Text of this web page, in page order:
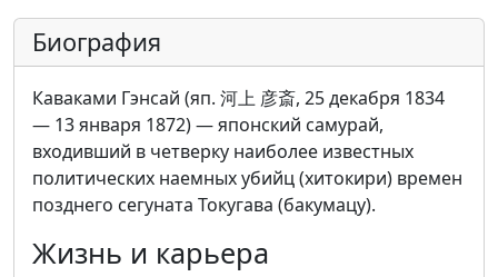
Биография
Каваками Гэнсай (яп. 河上 彦斎, 25 декабря 1834
— 13 января 1872) — японский самурай,
входивший в четверку наиболее известных
политических наемных убийц (хитокири) времен
позднего сегуната Токугава (бакумацу).
Жизнь и карьера